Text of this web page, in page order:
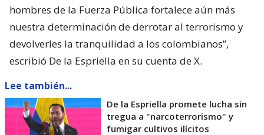
hombres de la Fuerza Pública fortalece aún más
nuestra determinación de derrotar al terrorismo y
devolverles la tranquilidad a los colombianos”,
escribió De la Espriella en su cuenta de X.
Lee también...
De la Espriella promete lucha sin
tregua a "narcoterrorismo" y
fumigar cultivos ilícitos